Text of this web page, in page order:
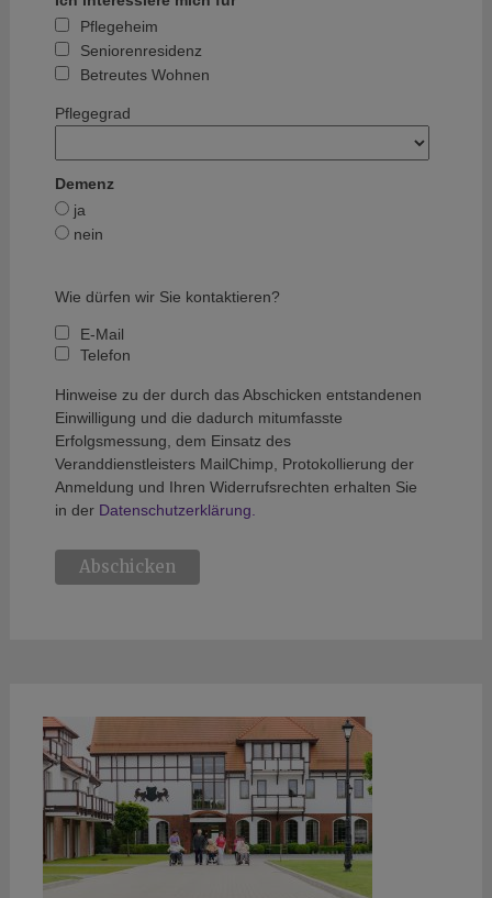
Pflegeheim
Seniorenresidenz
Betreutes Wohnen
Pflegegrad
Demenz
ja
nein
Wie dürfen wir Sie kontaktieren?
E-Mail
Telefon
Hinweise zu der durch das Abschicken entstandenen
Einwilligung und die dadurch mitumfasste
Erfolgsmessung, dem Einsatz des
Veranddienstleisters MailChimp, Protokollierung der
Anmeldung und Ihren Widerrufsrechten erhalten Sie
in der Datenschutzerklärung.